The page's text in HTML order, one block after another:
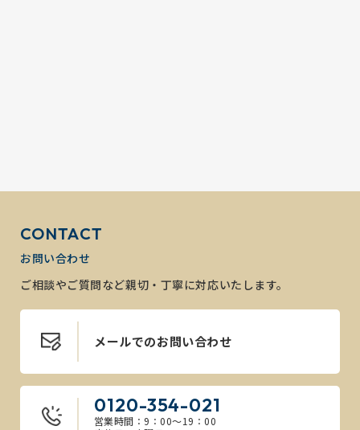
CONTACT
お問い合わせ
ご相談やご質問など親切・丁寧に対応いたします。
メールでのお問い合わせ
0120-354-021
営業時間：9：00～19：00